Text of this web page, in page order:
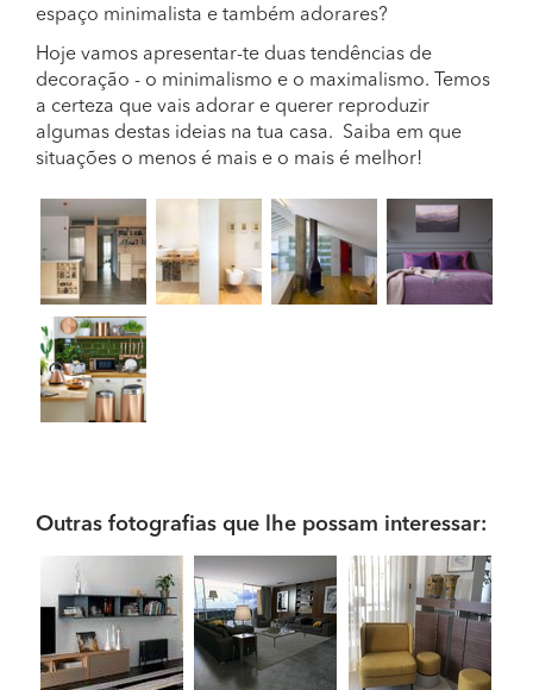
espaço minimalista e também adorares?
Hoje vamos apresentar-te duas tendências de
decoração - o minimalismo e o maximalismo. Temos
a certeza que vais adorar e querer reproduzir
algumas destas ideias na tua casa. Saiba em que
situações o menos é mais e o mais é melhor!
Outras fotografias que lhe possam interessar: